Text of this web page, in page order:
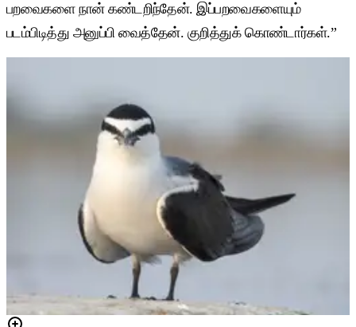
பறவைகளை நான் கண்டறிந்தேன். இப்பறவைகளையும்
படம்பிடித்து அனுப்பி வைத்தேன். குறித்துக் கொண்டார்கள்.”